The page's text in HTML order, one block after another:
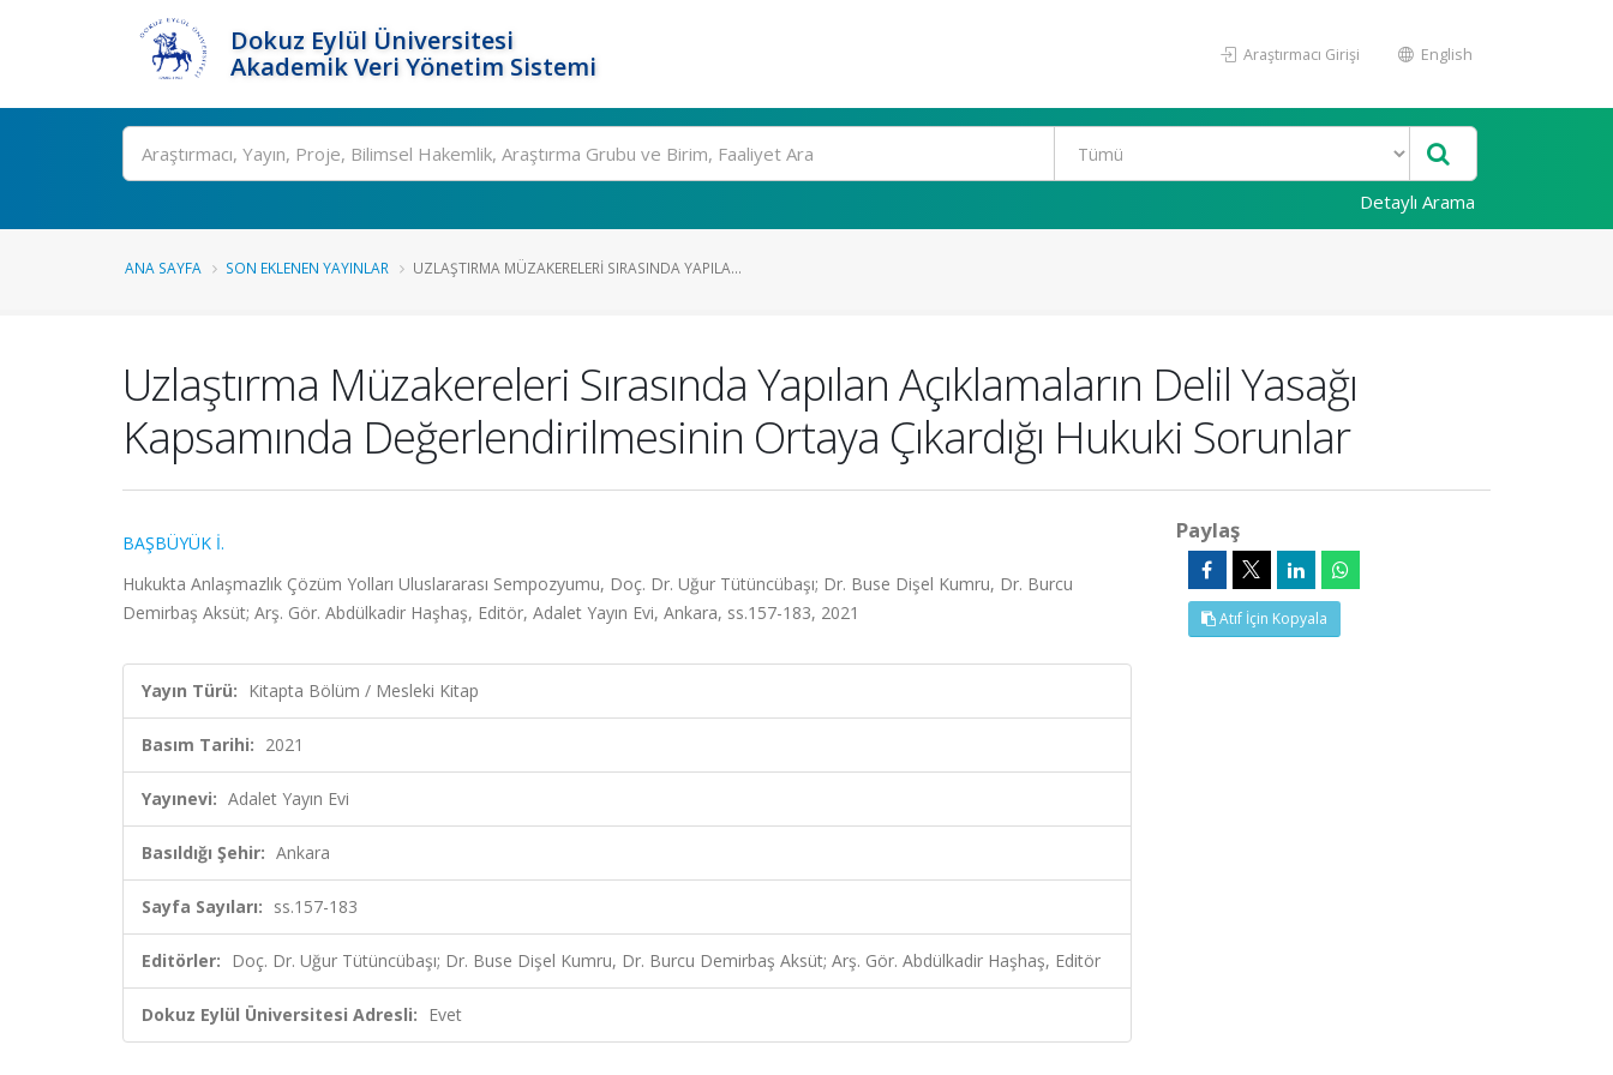
Dokuz Eylül Üniversitesi
Akademik Veri Yönetim Sistemi
Araştırmacı Girişi English
Ara
Detaylı Arama
ANA SAYFA SON EKLENEN YAYINLAR UZLAŞTIRMA MÜZAKERELERI SIRASINDA YAPILA...
Uzlaştırma Müzakereleri Sırasında Yapılan Açıklamaların Delil Yasağı
Kapsamında Değerlendirilmesinin Ortaya Çıkardığı Hukuki Sorunlar
BAŞBÜYÜK İ.
Hukukta Anlaşmazlık Çözüm Yolları Uluslararası Sempozyumu, Doç. Dr. Uğur Tütüncübaşı; Dr. Buse Dişel Kumru, Dr. Burcu
Demirbaş Aksüt; Arş. Gör. Abdülkadir Haşhaş, Editör, Adalet Yayın Evi, Ankara, ss.157-183, 2021
Yayın Türü: Kitapta Bölüm / Mesleki Kitap
Basım Tarihi: 2021
Yayınevi: Adalet Yayın Evi
Basıldığı Şehir: Ankara
Sayfa Sayıları: ss.157-183
Editörler: Doç. Dr. Uğur Tütüncübaşı; Dr. Buse Dişel Kumru, Dr. Burcu Demirbaş Aksüt; Arş. Gör. Abdülkadir Haşhaş, Editör
Dokuz Eylül Üniversitesi Adresli: Evet
Paylaş
Atıf İçin Kopyala